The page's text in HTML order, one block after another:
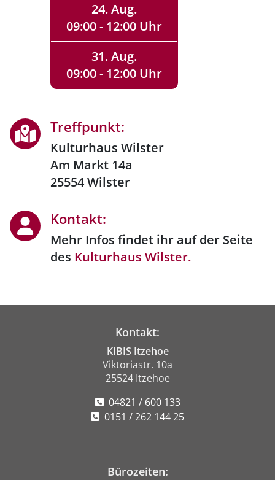
24. Aug.
09:00 - 12:00 Uhr
31. Aug.
09:00 - 12:00 Uhr
Treffpunkt:
Kulturhaus Wilster
Am Markt 14a
25554 Wilster
Kontakt:
Mehr Infos findet ihr auf der Seite
des Kulturhaus Wilster.
Kontakt:
KIBIS Itzehoe
Viktoriastr. 10a
25524 Itzehoe
04821 / 600 133
0151 / 262 144 25
Bürozeiten: